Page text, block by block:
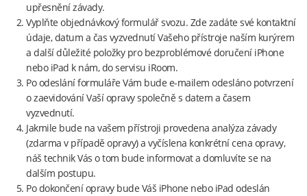
upřesnění závady.
Vyplňte objednávkový formulář svozu. Zde zadáte své kontaktní
údaje, datum a čas vyzvednutí Vašeho přístroje naším kurýrem
a další důležité položky pro bezproblémové doručení iPhone
nebo iPad k nám, do servisu iRoom.
Po odeslání formuláře Vám bude e-mailem odesláno potvrzení
o zaevidování Vaší opravy společně s datem a časem
vyzvednutí.
Jakmile bude na vašem přístroji provedena analýza závady
(zdarma v případě opravy) a vyčíslena konkrétní cena opravy,
náš technik Vás o tom bude informovat a domluvíte se na
dalším postupu.
Po dokončení opravy bude Váš iPhone nebo iPad odeslán